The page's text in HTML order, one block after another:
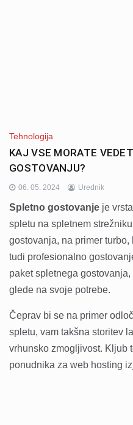
Tehnologija
KAJ VSE MORATE
GOSTOVANJU?
06. 05. 2024 Urednik
Spletno gostovanje je
spletu na spletnem
gostovanja, na primer
tudi profesionalno
paket spletnega
glede na svoje potrebe.
Čeprav bi se na primer
spletu, vam takšna storitev
vrhunsko zmogljivost. Kljub
ponudnika za web hosting